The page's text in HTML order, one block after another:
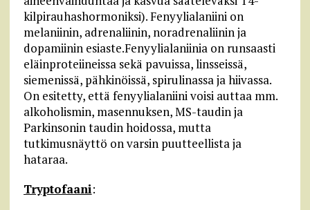
kilpirauhashormoniksi). Fenyylialaniini on
melaniinin, adrenaliinin, noradrenaliinin ja
dopamiinin esiaste.Fenyylialaniinia on runsaasti
eläinproteiineissa sekä pavuissa, linsseissä,
siemenissä, pähkinöissä, spirulinassa ja hiivassa.
On esitetty, että fenyylialaniini voisi auttaa mm.
alkoholismin, masennuksen, MS-taudin ja
Parkinsonin taudin hoidossa, mutta
tutkimusnäyttö on varsin puutteellista ja
hataraa.
Tryptofaani: